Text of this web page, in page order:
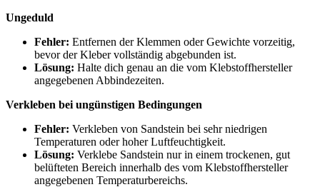
Ungeduld
Fehler: Entfernen der Klemmen oder Gewichte vorzeitig,
bevor der Kleber vollständig abgebunden ist.
Lösung: Halte dich genau an die vom Klebstoffhersteller
angegebenen Abbindezeiten.
Verkleben bei ungünstigen Bedingungen
Fehler: Verkleben von Sandstein bei sehr niedrigen
Temperaturen oder hoher Luftfeuchtigkeit.
Lösung: Verklebe Sandstein nur in einem trockenen, gut
belüfteten Bereich innerhalb des vom Klebstoffhersteller
angegebenen Temperaturbereichs.